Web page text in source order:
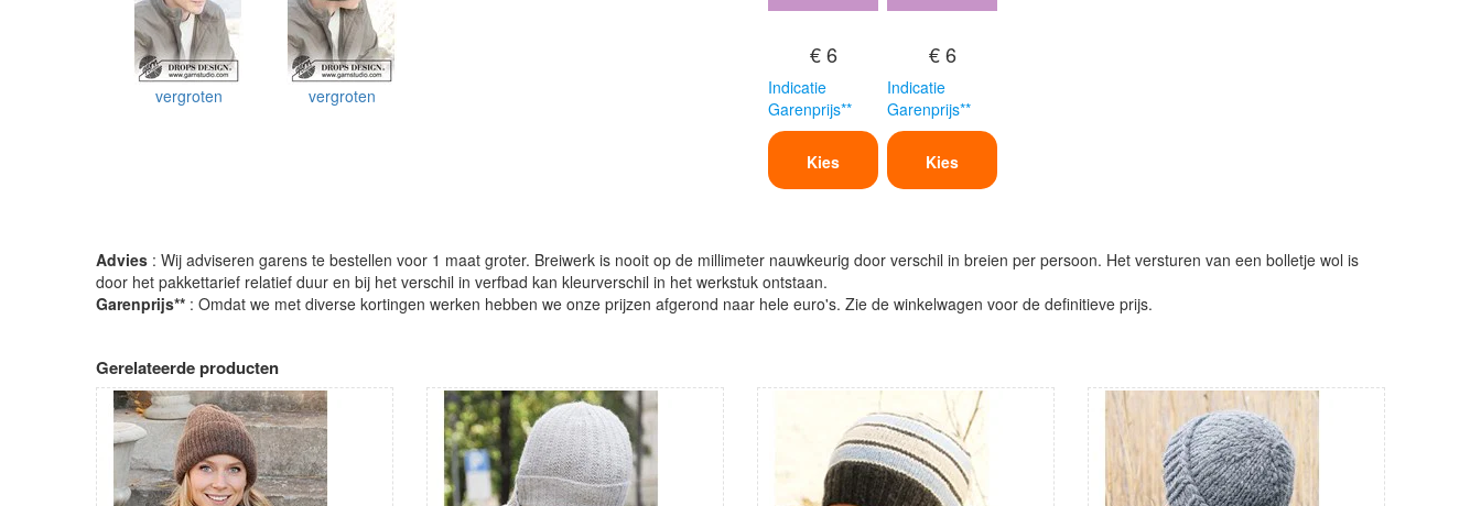
vergroten vergroten
€ 6
Indicatie
Garenprijs**
Kies
€ 6
Indicatie
Garenprijs**
Kies
Advies : Wij adviseren garens te bestellen voor 1 maat groter. Breiwerk is nooit op de millimeter nauwkeurig door verschil in breien per persoon. Het versturen van een bolletje wol is
door het pakkettarief relatief duur en bij het verschil in verfbad kan kleurverschil in het werkstuk ontstaan.
Garenprijs** : Omdat we met diverse kortingen werken hebben we onze prijzen afgerond naar hele euro's. Zie de winkelwagen voor de definitieve prijs.
Gerelateerde producten